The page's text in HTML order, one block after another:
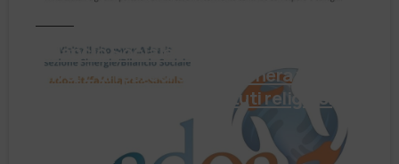
Il Bilancio Sociale non è un punto di
arrivo. È un percorso che genera valore!
Negli ultimi anni enti, istituti religiosi,